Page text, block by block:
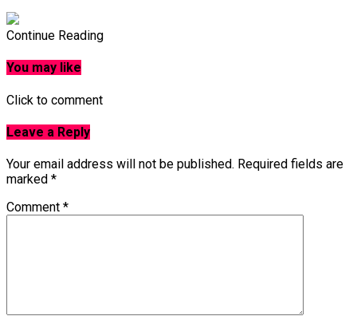
Continue Reading
You may like
Click to comment
Leave a Reply
Your email address will not be published. Required fields are
marked *
Comment *